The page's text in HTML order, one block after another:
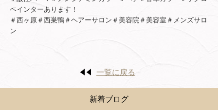
ペインターあります！
＃西ヶ原＃西巣鴨＃ヘアーサロン＃美容院＃美容室＃メンズサロ
ン
一覧に戻る
新着ブログ